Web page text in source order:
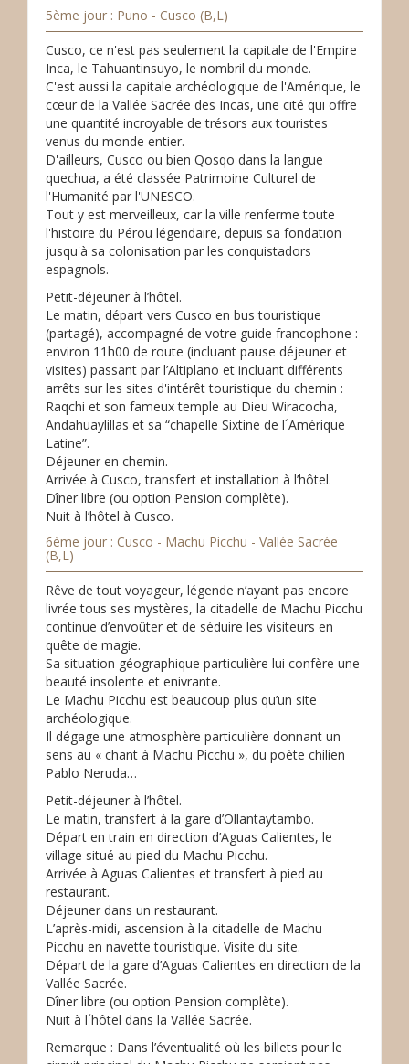
5ème jour : Puno - Cusco (B,L)
Cusco, ce n'est pas seulement la capitale de l'Empire
Inca, le Tahuantinsuyo, le nombril du monde.
C'est aussi la capitale archéologique de l'Amérique, le
cœur de la Vallée Sacrée des Incas, une cité qui offre
une quantité incroyable de trésors aux touristes
venus du monde entier.
D'ailleurs, Cusco ou bien Qosqo dans la langue
quechua, a été classée Patrimoine Culturel de
l'Humanité par l'UNESCO.
Tout y est merveilleux, car la ville renferme toute
l'histoire du Pérou légendaire, depuis sa fondation
jusqu'à sa colonisation par les conquistadors
espagnols.
Petit-déjeuner à l’hôtel.
Le matin, départ vers Cusco en bus touristique
(partagé), accompagné de votre guide francophone :
environ 11h00 de route (incluant pause déjeuner et
visites) passant par l’Altiplano et incluant différents
arrêts sur les sites d'intérêt touristique du chemin :
Raqchi et son fameux temple au Dieu Wiracocha,
Andahuaylillas et sa “chapelle Sixtine de l´Amérique
Latine”.
Déjeuner en chemin.
Arrivée à Cusco, transfert et installation à l’hôtel.
Dîner libre (ou option Pension complète).
Nuit à l’hôtel à Cusco.
6ème jour : Cusco - Machu Picchu - Vallée Sacrée
(B,L)
Rêve de tout voyageur, légende n’ayant pas encore
livrée tous ses mystères, la citadelle de Machu Picchu
continue d’envoûter et de séduire les visiteurs en
quête de magie.
Sa situation géographique particulière lui confère une
beauté insolente et enivrante.
Le Machu Picchu est beaucoup plus qu’un site
archéologique.
Il dégage une atmosphère particulière donnant un
sens au « chant à Machu Picchu », du poète chilien
Pablo Neruda…
Petit-déjeuner à l’hôtel.
Le matin, transfert à la gare d’Ollantaytambo.
Départ en train en direction d’Aguas Calientes, le
village situé au pied du Machu Picchu.
Arrivée à Aguas Calientes et transfert à pied au
restaurant.
Déjeuner dans un restaurant.
L’après-midi, ascension à la citadelle de Machu
Picchu en navette touristique. Visite du site.
Départ de la gare d’Aguas Calientes en direction de la
Vallée Sacrée.
Dîner libre (ou option Pension complète).
Nuit à l´hôtel dans la Vallée Sacrée.
Remarque : Dans l’éventualité où les billets pour le